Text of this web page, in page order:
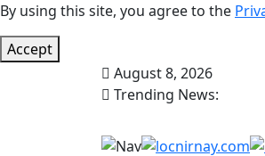
By using this site, you agree to the
Accept
August 8, 2026
Trending News: